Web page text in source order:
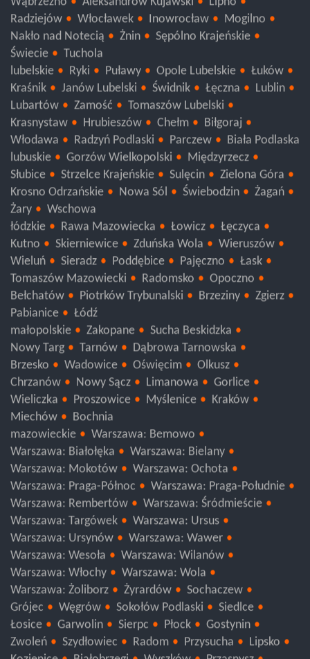
Wąbrzeźno Aleksandrów Kujawski
Lipno
Radziejów
Włocławek Inowrocław
Mogilno
Nakło nad Notecią
Żnin
Sępólno Krajeńskie
Świecie
Tuchola
lubelskie
Ryki Puławy Opole Lubelskie
Łuków
Kraśnik
Janów Lubelski Świdnik Łęczna
Lublin
Lubartów
Zamość
Tomaszów Lubelski
Krasnystaw
Hrubieszów Chełm
Biłgoraj
Włodawa
Radzyń Podlaski Parczew
Biała Podlaska
lubuskie
Gorzów Wielkopolski
Międzyrzecz
Słubice
Strzelce Krajeńskie Sulęcin
Zielona Góra
Krosno Odrzańskie
Nowa Sól Świebodzin
Żagań
Żary
Wschowa
łódzkie
Rawa Mazowiecka Łowicz
Łęczyca
Kutno
Skierniewice Zduńska Wola
Wieruszów
Wieluń
Sieradz Poddębice Pajęczno
Łask
Tomaszów Mazowiecki
Radomsko
Opoczno
Bełchatów
Piotrków Trybunalski Brzeziny
Zgierz
Pabianice
Łódź
małopolskie
Zakopane
Sucha Beskidzka
Nowy Targ
Tarnów
Dąbrowa Tarnowska
Brzesko
Wadowice Oświęcim
Olkusz
Chrzanów
Nowy Sącz Limanowa
Gorlice
Wieliczka
Proszowice Myślenice
Kraków
Miechów
Bochnia
mazowieckie
Warszawa: Bemowo
Warszawa: Białołęka
Warszawa: Bielany
Warszawa: Mokotów
Warszawa: Ochota
Warszawa: Praga-Północ
Warszawa: Praga-Południe
Warszawa: Rembertów
Warszawa: Śródmieście
Warszawa: Targówek
Warszawa: Ursus
Warszawa: Ursynów
Warszawa: Wawer
Warszawa: Wesoła
Warszawa: Wilanów
Warszawa: Włochy
Warszawa: Wola
Warszawa: Żoliborz
Żyrardów
Sochaczew
Grójec
Węgrów Sokołów Podlaski
Siedlce
Łosice
Garwolin Sierpc Płock
Gostynin
Zwoleń
Szydłowiec Radom Przysucha
Lipsko